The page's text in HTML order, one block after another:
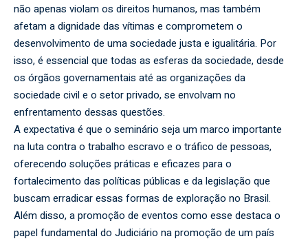
não apenas violam os direitos humanos, mas também
afetam a dignidade das vítimas e comprometem o
desenvolvimento de uma sociedade justa e igualitária. Por
isso, é essencial que todas as esferas da sociedade, desde
os órgãos governamentais até as organizações da
sociedade civil e o setor privado, se envolvam no
enfrentamento dessas questões.
A expectativa é que o seminário seja um marco importante
na luta contra o trabalho escravo e o tráfico de pessoas,
oferecendo soluções práticas e eficazes para o
fortalecimento das políticas públicas e da legislação que
buscam erradicar essas formas de exploração no Brasil.
Além disso, a promoção de eventos como esse destaca o
papel fundamental do Judiciário na promoção de um país